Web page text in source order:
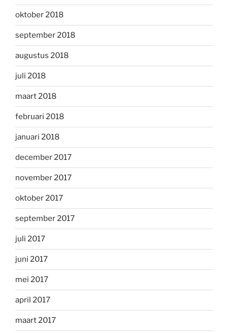
oktober 2018
september 2018
augustus 2018
juli 2018
maart 2018
februari 2018
januari 2018
december 2017
november 2017
oktober 2017
september 2017
juli 2017
juni 2017
mei 2017
april 2017
maart 2017